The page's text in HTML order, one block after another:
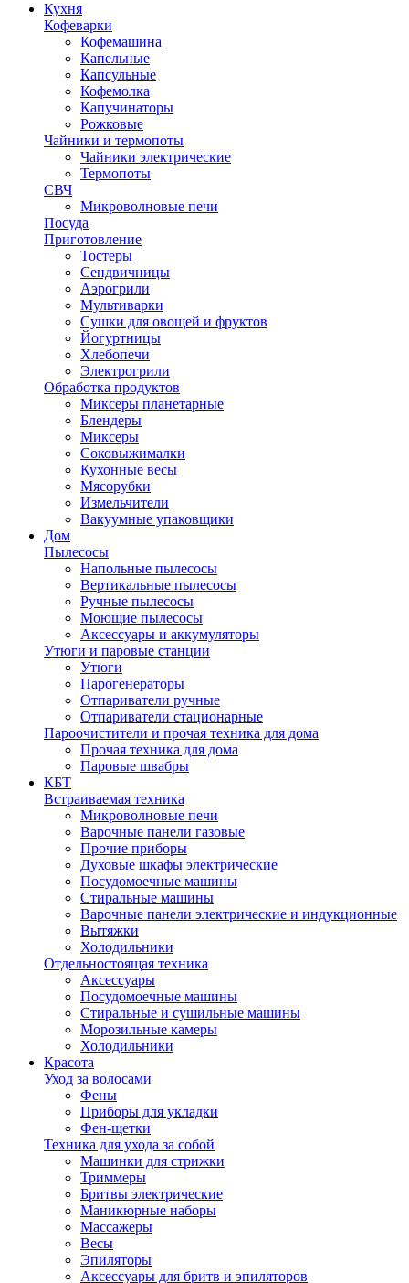
Кухня
Кофеварки
Кофемашина
Капельные
Капсульные
Кофемолка
Капучинаторы
Рожковые
Чайники и термопоты
Чайники электрические
Термопоты
СВЧ
Микроволновые печи
Посуда
Приготовление
Тостеры
Сендвичницы
Аэрогрили
Мультиварки
Сушки для овощей и фруктов
Йогуртницы
Хлебопечи
Электрогрили
Обработка продуктов
Миксеры планетарные
Блендеры
Миксеры
Соковыжималки
Кухонные весы
Мясорубки
Измельчители
Вакуумные упаковщики
Дом
Пылесосы
Напольные пылесосы
Вертикальные пылесосы
Ручные пылесосы
Моющие пылесосы
Аксессуары и аккумуляторы
Утюги и паровые станции
Утюги
Парогенераторы
Отпариватели ручные
Отпариватели стационарные
Пароочистители и прочая техника для дома
Прочая техника для дома
Паровые швабры
КБТ
Встраиваемая техника
Микроволновые печи
Варочные панели газовые
Прочие приборы
Духовые шкафы электрические
Посудомоечные машины
Стиральные машины
Варочные панели электрические и индукционные
Вытяжки
Холодильники
Отдельностоящая техника
Аксессуары
Посудомоечные машины
Стиральные и сушильные машины
Морозильные камеры
Холодильники
Красота
Уход за волосами
Фены
Приборы для укладки
Фен-щетки
Техника для ухода за собой
Машинки для стрижки
Триммеры
Бритвы электрические
Маникюрные наборы
Массажеры
Весы
Эпиляторы
Аксессуары для бритв и эпиляторов